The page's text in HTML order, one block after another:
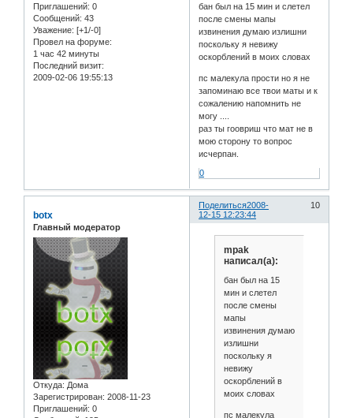
Приглашений: 0
Сообщений: 43
Уважение: [+1/-0]
Провел на форуме:
1 час 42 минуты
Последний визит:
2009-02-06 19:55:13
бан был на 15 мин и слетел
после смены мапы
извинения думаю излишни
поскольку я невижу
оскорблений в моих словах
пс малекула прости но я не
запоминаю все твои маты и к
сожалению напомнить не
могу ....
раз ты гоовриш что мат не в
мою сторону то вопрос
исчерпан.
0
Поделиться 10
2008-
12-15 12:23:44
botx
Главный модератор
Откуда: Дома
Зарегистрирован: 2008-11-23
Приглашений: 0
mpak
написал(а):
бан был на 15
мин и слетел
после смены
мапы
извинения думаю
излишни
поскольку я
невижу
оскорблений в
моих словах
пс малекула